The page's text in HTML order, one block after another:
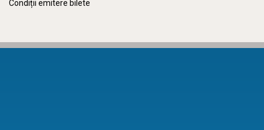
Condiții emitere bilete